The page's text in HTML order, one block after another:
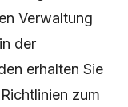
Verwaltung
der
erhalten Sie
zum